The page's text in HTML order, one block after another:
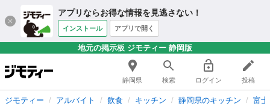
アプリならお得な情報を見逃さない！
インストール アプリで開く
地元の掲示板 ジモティー 静岡版
静岡県 検索 ログイン 投稿
ジモティー アルバイト 飲食 キッチン 静岡県のキッチン 富